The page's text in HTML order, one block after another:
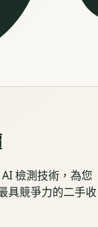
檢測技術，為您
具競爭力的二手收